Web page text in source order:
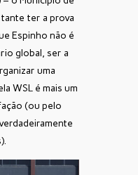
ter a prova
Espinho não é
global, ser a
uma
WSL é mais um
(ou pelo